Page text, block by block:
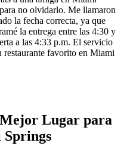
no olvidarlo. Me llamaron
la fecha correcta, ya que
la entrega entre las 4:30 y
a las 4:33 p.m. El servicio
restaurante favorito en Miami
Lugar para